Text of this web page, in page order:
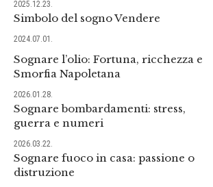
2025.12.23.
Simbolo del sogno Vendere
2024.07.01.
Sognare l’olio: Fortuna, ricchezza e
Smorfia Napoletana
2026.01.28.
Sognare bombardamenti: stress,
guerra e numeri
2026.03.22.
Sognare fuoco in casa: passione o
distruzione